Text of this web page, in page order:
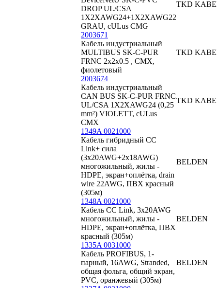
DROP UL/CSA
1X2XAWG24+1X2XAWG22
GRAU, cULus CMG
TKD
2003671
Кабель индустриальный
MULTIBUS SK-C-PUR
FRNC 2x2x0.5 , CMX,
фиолетовый
TKD
2003674
Кабель индустриальный
CAN BUS SK-C-PUR FRNC
UL/CSA 1X2XAWG24 (0,25
mm²) VIOLETT, cULus
CMX
TKD
1349A 0021000
Кабель гибридный CC
Link+ сила
(3x20AWG+2x18AWG)
многожильный, жилы -
HDPE, экран+оплётка, drain
wire 22AWG, ПВХ красный
(305м)
BELDEN
1348A 0021000
Кабель CC Link, 3х20AWG
многожильный, жилы -
HDPE, экран+оплётка, ПВХ
красный (305м)
BELDEN
1335A 0031000
Кабель PROFIBUS, 1-
парный, 16AWG, Stranded,
общая фольга, общий экран,
PVC, оранжевый (305м)
BELDEN